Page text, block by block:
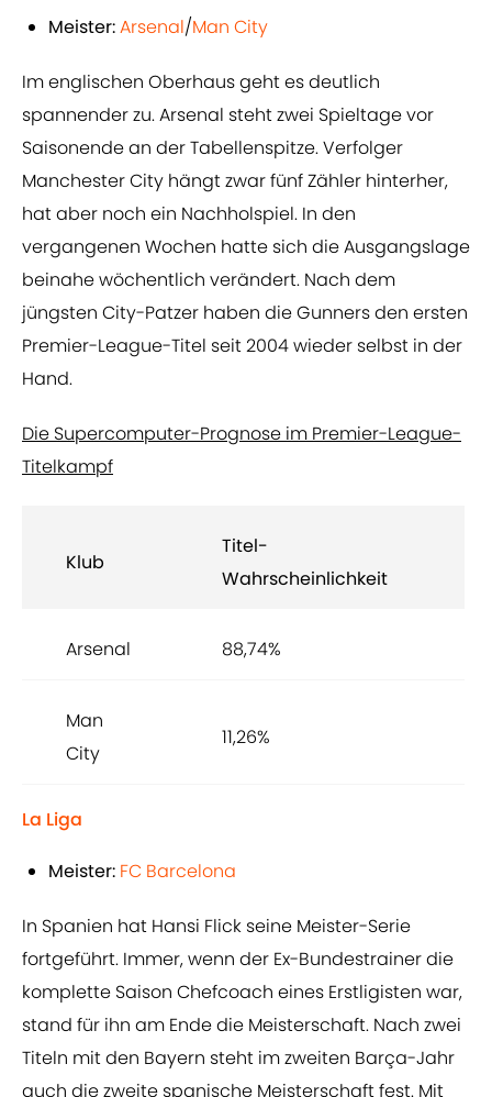
Meister:Arsenal/Man City
Im englischen Oberhaus geht es deutlich
spannender zu. Arsenal steht zwei Spieltage vor
Saisonende an der Tabellenspitze. Verfolger
Manchester City hängt zwar fünf Zähler hinterher,
hat aber noch ein Nachholspiel. In den
vergangenen Wochen hatte sich die Ausgangslage
beinahe wöchentlich verändert. Nach dem
jüngsten City-Patzer haben die Gunners den ersten
Premier-League-Titel seit 2004 wieder selbst in der
Hand.
Die Supercomputer-Prognose im Premier-League-
Titelkampf
Klub
Titel-
Wahrscheinlichkeit
Arsenal 88,74%
Man
City
11,26%
La Liga
Meister: FC Barcelona
In Spanien hat Hansi Flick seine Meister-Serie
fortgeführt. Immer, wenn der Ex-Bundestrainer die
komplette Saison Chefcoach eines Erstligisten war,
stand für ihn am Ende die Meisterschaft. Nach zwei
Titeln mit den Bayern steht im zweiten Barça-Jahr
auch die zweite spanische Meisterschaft fest. Mit